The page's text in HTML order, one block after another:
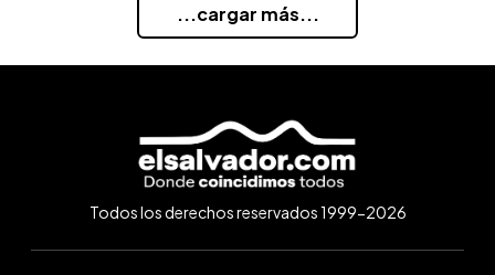
...cargar más...
Todos los derechos reservados 1999-2026